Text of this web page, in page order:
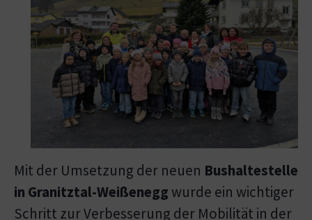
Mit der Umsetzung der neuen Bushaltestelle
in Granitztal-Weißeneggwurde ein wichtiger
Schritt zur Verbesserung der Mobilität in der